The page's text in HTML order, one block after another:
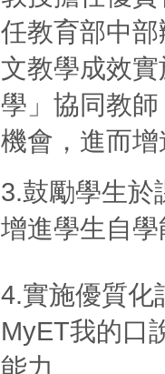
任教育部中
文教學成效
學」協同教
機會，進而
3.鼓勵學生於
增進學生自
4.實施優質化
MyET我的口
能力。